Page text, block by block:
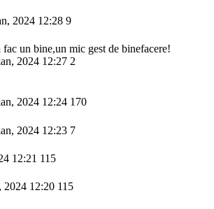
2024 12:28 9
fac un bine,un mic gest de binefacere!
2024 12:27 2
2024 12:24 170
2024 12:23 7
12:21 115
2024 12:20 115